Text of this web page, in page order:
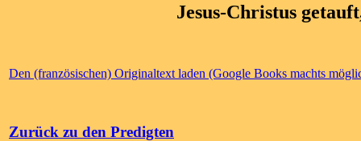
Jesus-Christus
Den (französischen) Originaltext laden (Google Books machts
Zurück zu den Predigten